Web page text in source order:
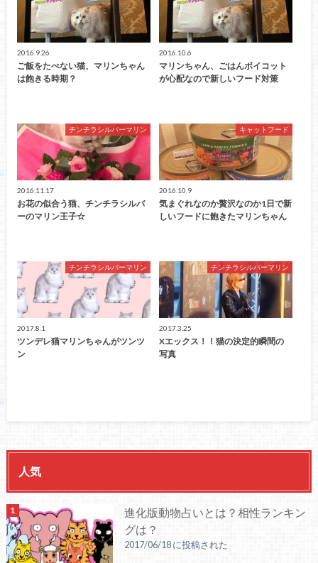
2016.9.26
ご飯をたべない猫、マリンちゃん
は飽きる時期？
2016.10.6
マリンちゃん、ごはんボイコット
が心配なので新しいフード対策
チンチラシルバーマリン
2016.11.17
お花の似合う猫、チンチラシルバ
ーのマリン王子☆
キャットフード
2016.10.9
気まぐれなのか贅沢なのか1日で新
しいフードに飽きたマリンちゃん
チンチラシルバーマリン
2017.8.1
ツンデレ猫マリンちゃんがツンツ
ン
チンチラシルバーマリン
2017.3.25
Xエックス！！猫の決定的瞬間の
写真
人気
進化版動物占いとは？相性ランキン
グは？
2017/06/18 に投稿された